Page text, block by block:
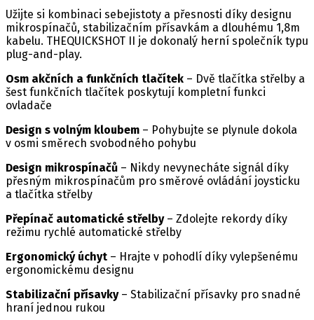
Užijte si kombinaci sebejistoty a přesnosti díky designu
mikrospínačů, stabilizačním přísavkám a dlouhému 1,8m
kabelu. THEQUICKSHOT II je dokonalý herní společník typu
plug-and-play.
Osm akčních a funkčních tlačítek – Dvě tlačítka střelby a
šest funkčních tlačítek poskytují kompletní funkci
ovladače
Design s volným kloubem – Pohybujte se plynule dokola
v osmi směrech svobodného pohybu
Design mikrospínačů – Nikdy nevynecháte signál díky
přesným mikrospínačům pro směrové ovládání joysticku
a tlačítka střelby
Přepínač automatické střelby – Zdolejte rekordy díky
režimu rychlé automatické střelby
Ergonomický úchyt – Hrajte v pohodlí díky vylepšenému
ergonomickému designu
Stabilizační přísavky – Stabilizační přísavky pro snadné
hraní jednou rukou